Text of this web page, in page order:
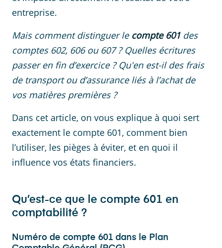
entreprise.
Mais comment distinguer le compte 601des
comptes 602, 606 ou 607 ? Quelles écritures
passer en fin d’exercice ? Qu'en est-il des frais
de transport ou d’assurance liés à l’achat de
vos matières premières ?
Dans cet article, on vous explique à quoi sert
exactement le compte 601, comment bien
l’utiliser, les pièges à éviter, et en quoi il
influence vos états financiers.
Qu’est-ce que le compte 601 en
comptabilité ?
Numéro de compte 601 dans le Plan